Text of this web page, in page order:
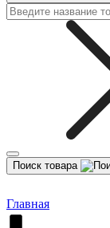
Поиск товара
Главная